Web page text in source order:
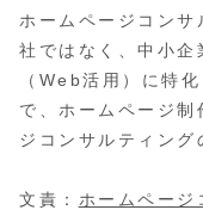
ホームページコン
社ではなく、中小
（Web活用）に特
で、ホームページ
ジコンサルティング
文責： ホームページ